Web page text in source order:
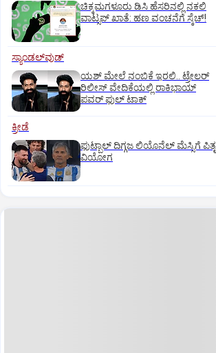
ಚಿಕ್ಕಮಗಳೂರು ಡಿಸಿ ಹೆಸರಿನಲ್ಲಿ ನಕಲಿ
ವಾಟ್ಸಪ್ ಖಾತೆ: ಹಣ ವಂಚನೆಗೆ ಸ್ಕೆಚ್!
ಸ್ಯಾಂಡಲ್‌ವುಡ್‌
ಯಶ್‌ ಮೇಲೆ ನಂಬಿಕೆ ಇರಲಿ.. ಟ್ರೇಲರ್‌
ರಿಲೀಸ್‌ ವೇದಿಕೆಯಲ್ಲಿ ರಾಕಿಭಾಯ್‌
ಪವರ್‌ ಫುಲ್‌ ಟಾಕ್
ಕ್ರೀಡೆ
ಫುಟ್ಬಾಲ್ ದಿಗ್ಗಜ ಲಿಯೊನೆಲ್‌ ಮೆಸ್ಸಿಗೆ ಪಿತೃ
ವಿಯೋಗ